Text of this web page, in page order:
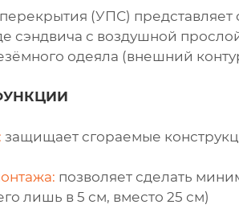
(УПС)
сэндвича с воздушной
одеяла (внешний
защищает сгораемые
позволяет сделать
лишь в 5 см, вместо 25 см)